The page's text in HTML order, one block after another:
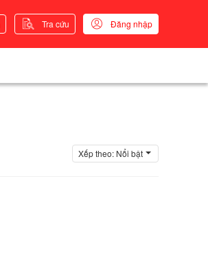
Tra cứu Đăng nhập
Xếp theo: Nổi bật